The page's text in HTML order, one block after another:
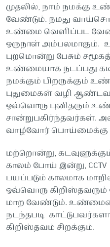
முதலில், நாம் நமக்கு
வேண்டும். நமது
உண்மை வெளிப்பட
ஒருநாள்
புறமொன்று பேசும்
உண்மையாக நடப்பது
நமக்கும் பிறருக்கும்
புதுமைகள் வழி
ஒவ்வொரு புனிதரும்
சான்றுபகிர்ந்தவர்கள்.
வாழ்வோர் பொய்மைக்கு
மற்றொன்று,
காலம் போய் இன்று,
பயப்படும் காலமாக
ஒவ்வொரு கிறிஸ்தவரும்
மாற வேண்டும்.
நடந்தபடி
கிறிஸ்தவம் சிறக்கும்.